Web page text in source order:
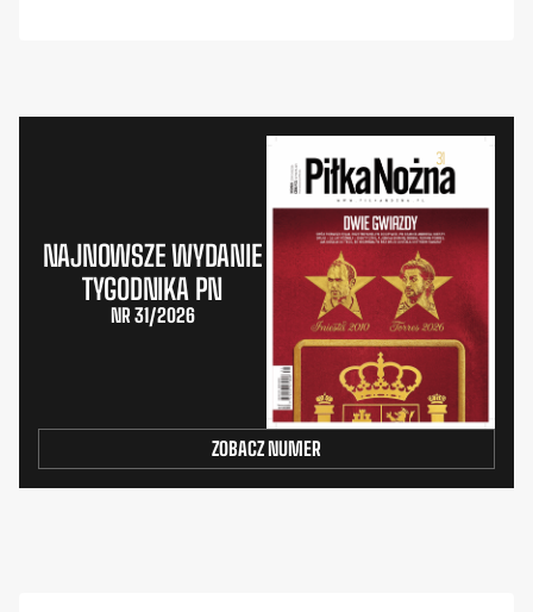
NAJNOWSZE WYDANIE
TYGODNIKA PN
NR 31/2026
ZOBACZ NUMER